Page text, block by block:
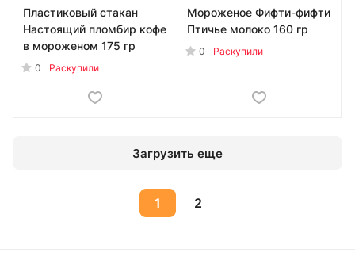
Пластиковый стакан
Настоящий пломбир кофе
в мороженом 175 гр
0 Раскупили
Мороженое Фифти-фифти
Птичье молоко 160 гр
0 Раскупили
Загрузить еще
1 2